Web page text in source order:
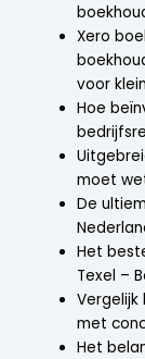
Xero
voor
Hoe
moet
De
Het
Texel –
met
Het